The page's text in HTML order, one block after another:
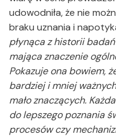
udowodniła, że nie
braku uznania i
płynąca z historii
mająca znaczenie
Pokazuje ona bowiem,
bardziej i mniej
mało znaczących.
do lepszego poznania
procesów czy